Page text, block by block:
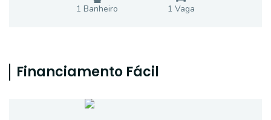
1 Banheiro 1 Vaga
Financiamento Fácil